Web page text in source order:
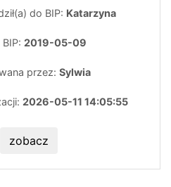
do BIP: Katarzyna
2019-05-09
przez: Sylwia
2026-05-11 14:05:55
zobacz